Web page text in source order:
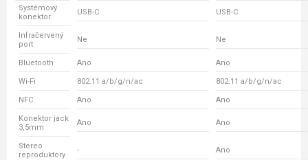
Systémový
konektor
USB-C USB-C
Infračervený
port
Ne Ne
Bluetooth Ano Ano
Wi-Fi 802.11 a/b/g/n/ac 802.11 a/b/g/n/ac
NFC Ano Ano
Konektor jack
3,5mm
Ano Ano
Stereo
reproduktory
- Ano